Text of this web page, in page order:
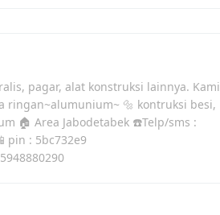
pagar, alat konstruksi lainnya. Kami
ringan~alumunium~ 🔩 kontruksi besi,
🏠 Area Jabodetabek ☎️Telp/sms :
: 5bc732e9